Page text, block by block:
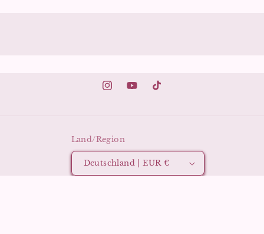
InstagramYouTubeTikTok
Land/Region
Deutschland | EUR €